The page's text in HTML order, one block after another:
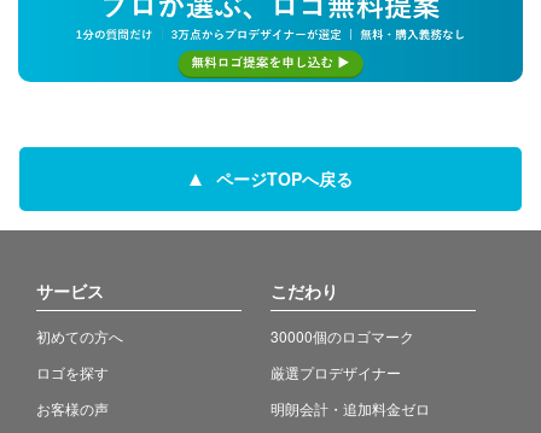
ページTOPへ戻る
サービス
初めての方へ
ロゴを探す
お客様の声
こだわり
30000個のロゴマーク
厳選プロデザイナー
明朗会計・追加料金ゼロ